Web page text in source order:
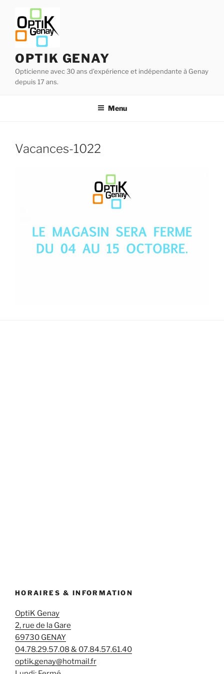
contenu
principal
OPTIK GENAY
Opticienne avec 30 ans d’expérience et indépendante à Genay
depuis 17 ans.
Menu
Vacances-1022
HORAIRES & INFORMATION
OptiK Genay
2, rue de la Gare
69730 GENAY
04.78.29.57.08 & 07.84.57.61.40
optik.genay@hotmail.fr